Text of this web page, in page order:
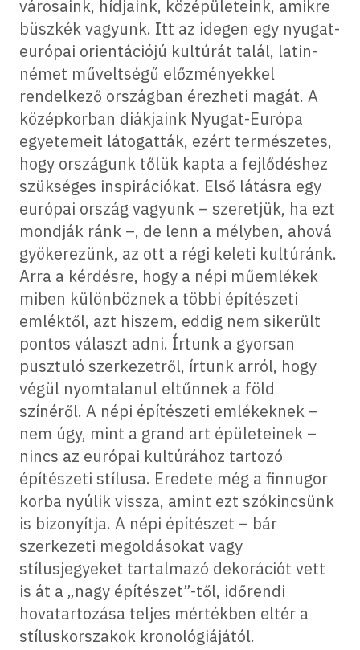
városaink, hídjaink, középületeink, amikre
büszkék vagyunk. Itt az idegen egy nyugat-
európai orientációjú kultúrát talál, latin-
német műveltségű előzményekkel
rendelkező országban érezheti magát. A
középkorban diákjaink Nyugat-Európa
egyetemeit látogatták, ezért természetes,
hogy országunk tőlük kapta a fejlődéshez
szükséges inspirációkat. Első látásra egy
európai ország vagyunk – szeretjük, ha ezt
mondják ránk –, de lenn a mélyben, ahová
gyökerezünk, az ott a régi keleti kultúránk.
Arra a kérdésre, hogy a népi műemlékek
miben különböznek a többi építészeti
emléktől, azt hiszem, eddig nem sikerült
pontos választ adni. Írtunk a gyorsan
pusztuló szerkezetről, írtunk arról, hogy
végül nyomtalanul eltűnnek a föld
színéről. A népi építészeti emlékeknek –
nem úgy, mint a grand art épületeinek –
nincs az európai kultúrához tartozó
építészeti stílusa. Eredete még a finnugor
korba nyúlik vissza, amint ezt szókincsünk
is bizonyítja. A népi építészet – bár
szerkezeti megoldásokat vagy
stílusjegyeket tartalmazó dekorációt vett
is át a „nagy építészet”-től, időrendi
hovatartozása teljes mértékben eltér a
stíluskorszakok kronológiájától.